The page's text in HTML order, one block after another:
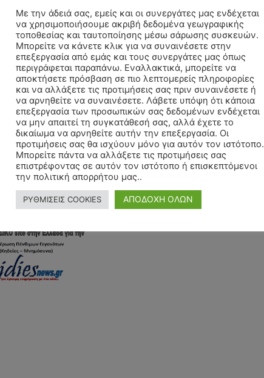
Email:*
και τον ιστότοπό μου σε αυτό το πρόγραμμα
Με την άδειά σας, εμείς και οι συνεργάτες μας ενδέχεται
να χρησιμοποιήσουμε ακριβή δεδομένα γεωγραφικής
τοποθεσίας και ταυτοποίησης μέσω σάρωσης συσκευών.
Μπορείτε να κάνετε κλικ για να συναινέσετε στην
επεξεργασία από εμάς και τους συνεργάτες μας όπως
περιγράφεται παραπάνω. Εναλλακτικά, μπορείτε να
αποκτήσετε πρόσβαση σε πιο λεπτομερείς πληροφορίες
και να αλλάξετε τις προτιμήσεις σας πριν συναινέσετε ή
να αρνηθείτε να συναινέσετε. Λάβετε υπόψη ότι κάποια
επεξεργασία των προσωπικών σας δεδομένων ενδέχεται
να μην απαιτεί τη συγκατάθεσή σας, αλλά έχετε το
δικαίωμα να αρνηθείτε αυτήν την επεξεργασία. Οι
προτιμήσεις σας θα ισχύουν μόνο για αυτόν τον ιστότοπο.
Μπορείτε πάντα να αλλάξετε τις προτιμήσεις σας
επιστρέφοντας σε αυτόν τον ιστότοπο ή επισκεπτόμενοι
την πολιτική απορρήτου μας..
ΡΥΘΜΙΣΕΙΣ COOKIES ΑΠΟΔΟΧΗ ΟΛΩΝ